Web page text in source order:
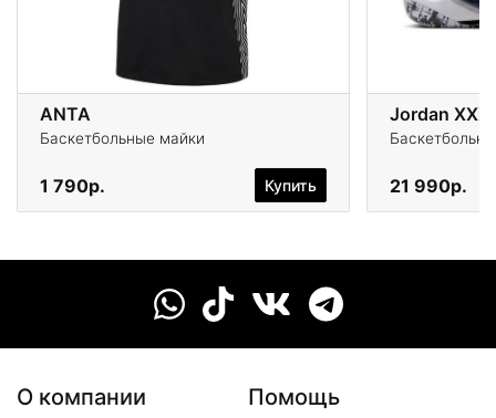
ANTA
Баскетбольные майки
1 790р. Купить
Jordan
21 990р.
О компании Помощь